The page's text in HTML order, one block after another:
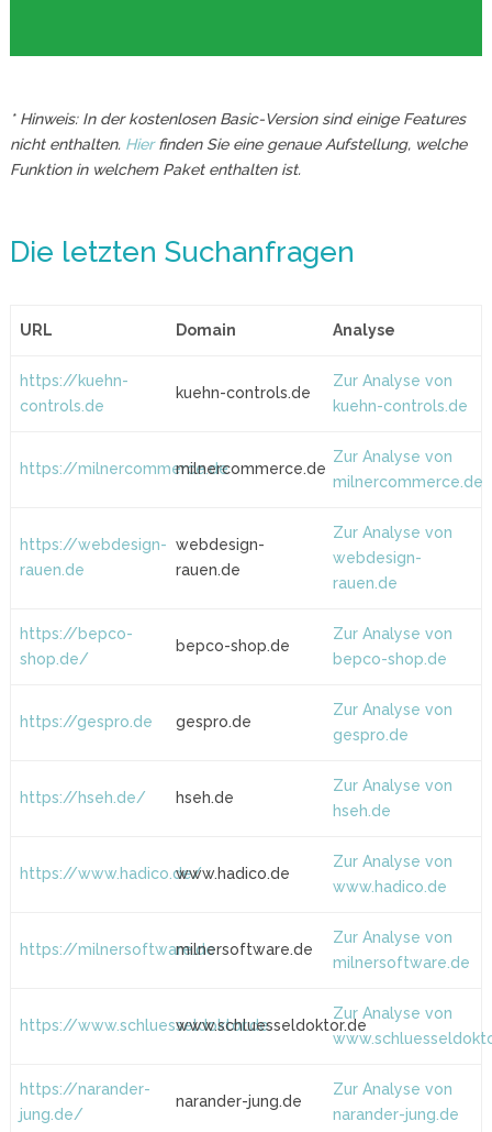
* Hinweis: In der kostenlosen Basic-Version sind einige Features
nicht enthalten. Hierfinden Sie eine genaue Aufstellung, welche
Funktion in welchem Paket enthalten ist.
Die letzten Suchanfragen
URL Domain Analyse
https://kuehn-
controls.de
kuehn-controls.de
Zur Analyse von
kuehn-controls.de
https://milnercommerce.demilnercommerce.de
Zur Analyse von
milnercommerce.de
https://webdesign-
rauen.de
webdesign-
rauen.de
Zur Analyse von
webdesign-
rauen.de
https://bepco-
shop.de/
bepco-shop.de
Zur Analyse von
bepco-shop.de
https://gespro.de gespro.de
Zur Analyse von
gespro.de
https://hseh.de/ hseh.de
Zur Analyse von
hseh.de
https://www.hadico.de/www.hadico.de
Zur Analyse von
www.hadico.de
https://milnersoftware.demilnersoftware.de
Zur Analyse von
milnersoftware.de
https://www.schluesseldoktor.dewww.schluesseldoktor.de
Zur Analyse von
https://narander-
jung.de/
narander-jung.de
Zur Analyse von
narander-jung.de